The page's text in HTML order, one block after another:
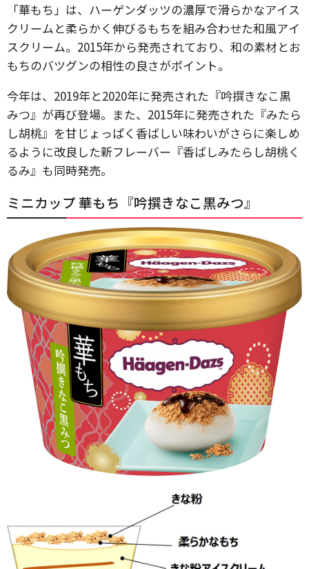
「華もち」は、ハーゲンダッツの濃厚で滑らかなアイス
クリームと柔らかく伸びるもちを組み合わせた和風アイ
スクリーム。2015年から発売されており、和の素材とお
もちのバツグンの相性の良さがポイント。
今年は、2019年と2020年に発売された『吟撰きなこ黒
みつ』が再び登場。また、2015年に発売された『みたら
し胡桃』を甘じょっぱく香ばしい味わいがさらに楽しめ
るように改良した新フレーバー『香ばしみたらし胡桃く
るみ』も同時発売。
ミニカップ 華もち『吟撰きなこ黒みつ』